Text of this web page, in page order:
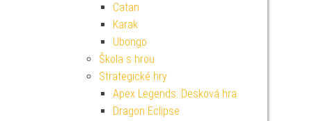
Catan
Karak
Ubongo
Škola s hrou
Strategické hry
Apex Legends: Desková hra
Dragon Eclipse